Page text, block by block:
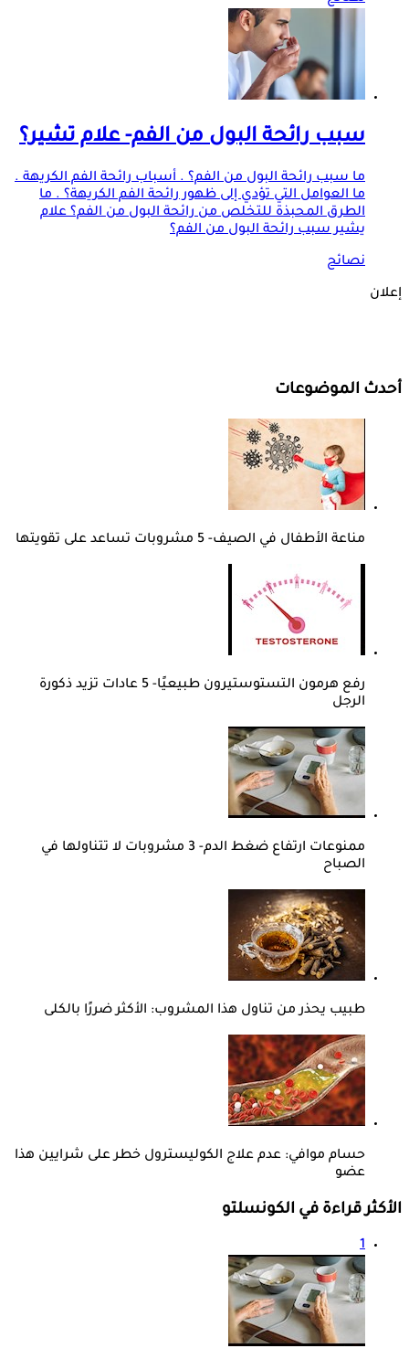
سبب رائحة البول من الفم- علام تشير؟
ما سبب رائحة البول من الفم؟ . أسباب رائحة الفم الكريهة .
ما العوامل التي تؤدي إلى ظهور رائحة الفم الكريهة؟ . ما
الطرق المحبذة للتخلص من رائحة البول من الفم؟ علام
يشير سبب رائحة البول من الفم؟
نصائح
إعلان
أحدث الموضوعات
مناعة الأطفال في الصيف- 5 مشروبات تساعد على تقويتها
رفع هرمون التستوستيرون طبيعيًا- 5 عادات تزيد ذكورة
الرجل
ممنوعات ارتفاع ضغط الدم- 3 مشروبات لا تتناولها في
الصباح
طبيب يحذر من تناول هذا المشروب: الأكثر ضررًا بالكلى
حسام موافي: عدم علاج الكوليسترول خطر على شرايين هذا
عضو
الأكثر قراءة في الكونسلتو
1